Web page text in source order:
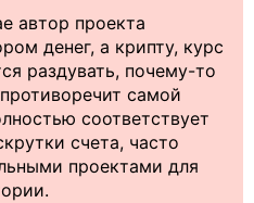
автор проекта
денег, а крипту, курс
раздувать, почему-то
самой
соответствует
счета, часто
проектами для